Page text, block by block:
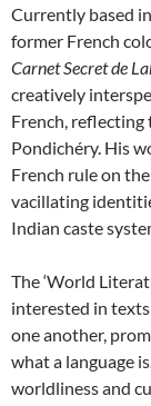
Currently based
former French
Carnet Secret de
creatively
French,
Pondichéry. His
French rule on
vacillating
Indian caste
The ‘World
interested in
one another,
what a language
worldliness and